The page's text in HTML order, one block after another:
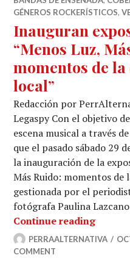
GÉNEROS ROCKERÍSTICOS,
Inauguran
“Menos Luz,
momentos de
local”
Redacción por
Legaspy Con el objetivo
escena musical a través
que el pasado sábado 29
la inauguración de la
Más Ruido: momentos de
gestionada por el
fotógrafa Paulina
Continue reading
PERRAALTERNATIVA
COMMENT